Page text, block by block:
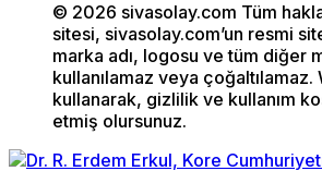
© 2026 sivasolay.com Tüm
sitesi, sivasolay.com’un resmi
marka adı, logosu ve tüm diğer
kullanılamaz veya çoğaltılamaz.
kullanarak, gizlilik ve kullanım
etmiş olursunuz.